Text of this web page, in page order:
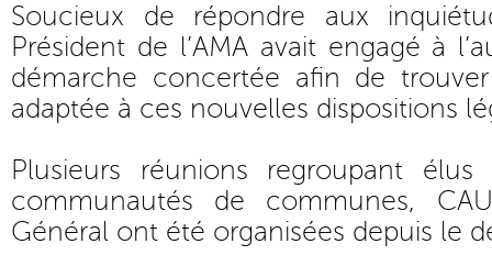
Soucieux de répondre aux
Président de l’AMA avait engagé à
démarche concertée afin de
adaptée à ces nouvelles dispositions
Plusieurs réunions regroupant
communautés de communes,
Général ont été organisées depuis le